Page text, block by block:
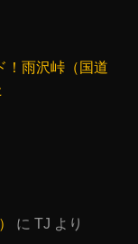
！雨沢峠（国道
に TJ より